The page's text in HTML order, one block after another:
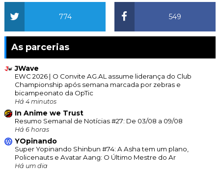
549
774
As parcerias
JWave
EWC 2026 | O Convite AG.AL assume liderança do Club
Championship após semana marcada por zebras e
bicampeonato da OpTic
Há 4 minutos
In Anime we Trust
Resumo Semanal de Notícias #27: De 03/08 a 09/08
Há 6 horas
YOpinando
Super Yopinando Shinbun #74: A Asha tem um plano,
Policenauts e Avatar Aang: O Último Mestre do Ar
Há um dia